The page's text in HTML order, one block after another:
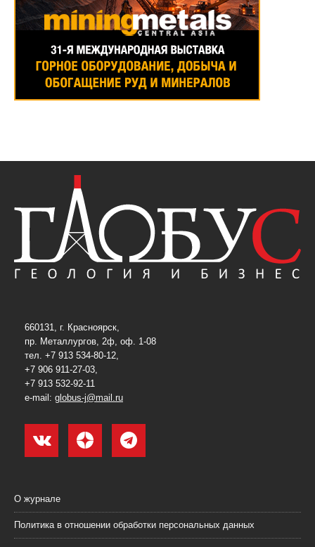
660131, г. Красноярск,
пр. Металлургов, 2ф, оф. 1-08
тел. +7 913 534-80-12,
+7 906 911-27-03,
+7 913 532-92-11
e-mail: globus-j@mail.ru
О журнале
Политика в отношении обработки персональных данных